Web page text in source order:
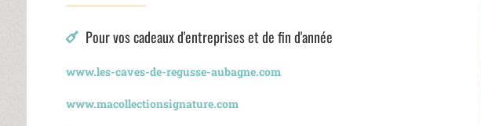
Pour vos cadeaux d'entreprises et de fin d'année
www.les-caves-de-regusse-aubagne.com
www.macollectionsignature.com